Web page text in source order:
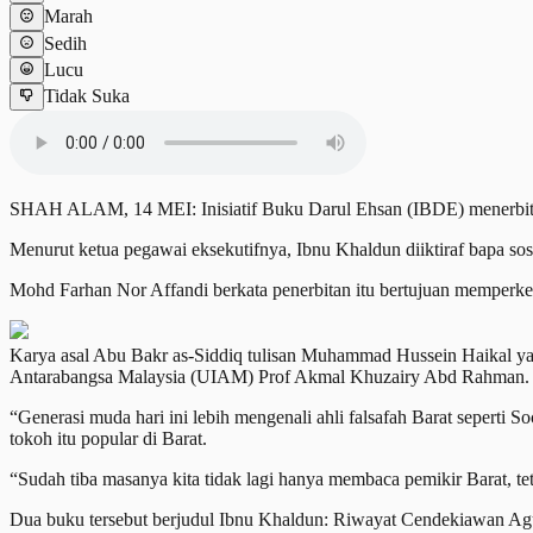
Marah
Sedih
Lucu
Tidak Suka
SHAH ALAM, 14 MEI: Inisiatif Buku Darul Ehsan (IBDE)
Menurut ketua pegawai eksekutifnya, Ibnu Khaldun diiktiraf bapa
Mohd Farhan Nor Affandi berkata penerbitan itu bertujuan
Karya asal Abu Bakr as-Siddiq tulisan Muhammad Hussein Haikal
Antarabangsa Malaysia (UIAM) Prof Akmal Khuzairy Abd
“Generasi muda hari ini lebih mengenali ahli falsafah Barat seperti
tokoh itu popular di Barat.
“Sudah tiba masanya kita tidak lagi hanya membaca pemikir Barat,
Dua buku tersebut berjudul Ibnu Khaldun: Riwayat Cendekiawan